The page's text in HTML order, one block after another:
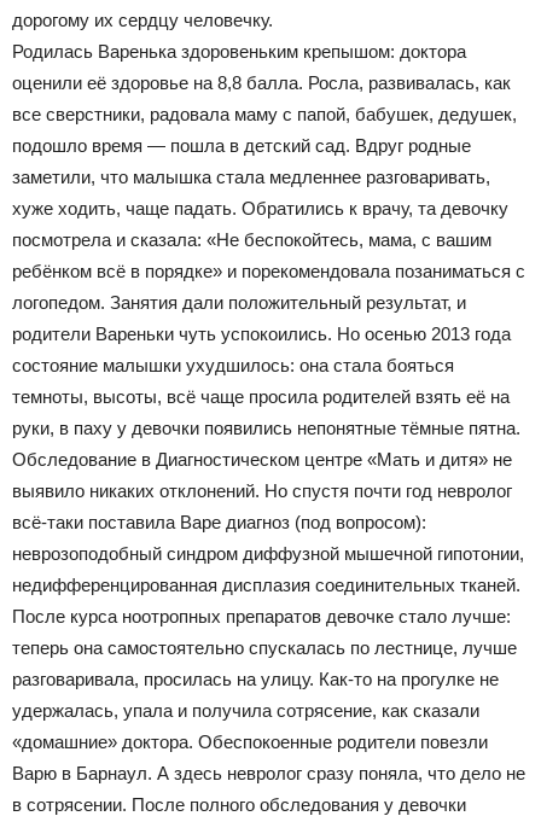
дорогому их сердцу человечку.
Родилась Варенька здоровеньким крепышом: доктора
оценили её здоровье на 8,8 балла. Росла, развивалась, как
все сверстники, радовала маму с папой, бабушек, дедушек,
подошло время — пошла в детский сад. Вдруг родные
заметили, что малышка стала медленнее разговаривать,
хуже ходить, чаще падать. Обратились к врачу, та девочку
посмотрела и сказала: «Не беспокойтесь, мама, с вашим
ребёнком всё в порядке» и порекомендовала позаниматься с
логопедом. Занятия дали положительный результат, и
родители Вареньки чуть успокоились. Но осенью 2013 года
состояние малышки ухудшилось: она стала бояться
темноты, высоты, всё чаще просила родителей взять её на
руки, в паху у девочки появились непонятные тёмные пятна.
Обследование в Диагностическом центре «Мать и дитя» не
выявило никаких отклонений. Но спустя почти год невролог
всё-таки поставила Варе диагноз (под вопросом):
неврозоподобный синдром диффузной мышечной гипотонии,
недифференцированная дисплазия соединительных тканей.
После курса ноотропных препаратов девочке стало лучше:
теперь она самостоятельно спускалась по лестнице, лучше
разговаривала, просилась на улицу. Как-то на прогулке не
удержалась, упала и получила сотрясение, как сказали
«домашние» доктора. Обеспокоенные родители повезли
Варю в Барнаул. А здесь невролог сразу поняла, что дело не
в сотрясении. После полного обследования у девочки